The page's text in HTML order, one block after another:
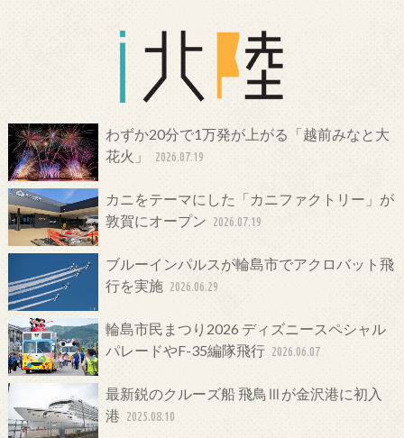
わずか20分で1万発が上がる「越前みなと大
花火」
2026.07.19
カニをテーマにした「カニファクトリー」が
敦賀にオープン 2026.07.19
ブルーインパルスが輪島市でアクロバット飛
行を実施 2026.06.29
輪島市民まつり2026 ディズニースペシャル
パレードやF-35編隊飛行 2026.06.07
最新鋭のクルーズ船 飛鳥Ⅲが金沢港に初入
港 2025.08.10